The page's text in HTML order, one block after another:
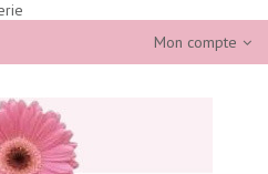
Mon compte